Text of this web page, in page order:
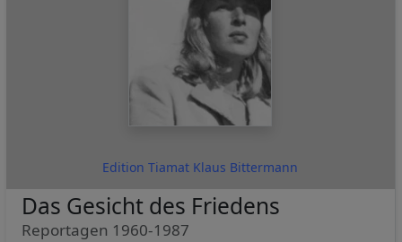
Edition Tiamat Klaus Bittermann
Das Gesicht des Friedens
Reportagen 1960-1987